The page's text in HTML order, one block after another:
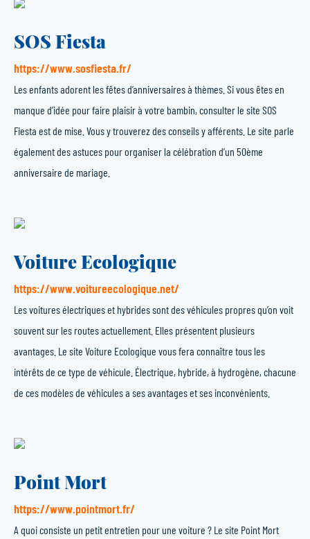
SOS Fiesta
https://www.sosfiesta.fr/
Les enfants adorent les fêtes d’anniversaires à thèmes. Si vous êtes en
manque d’idée pour faire plaisir à votre bambin, consulter le site SOS
Fiesta est de mise. Vous y trouverez des conseils y afférents. Le site parle
également des astuces pour organiser la célébration d’un 50ème
anniversaire de mariage.
Voiture Ecologique
https://www.voitureecologique.net/
Les voitures électriques et hybrides sont des véhicules propres qu’on voit
souvent sur les routes actuellement. Elles présentent plusieurs
avantages. Le site Voiture Ecologique vous fera connaître tous les
intérêts de ce type de véhicule. Électrique, hybride, à hydrogène, chacune
de ces modèles de véhicules a ses avantages et ses inconvénients.
Point Mort
https://www.pointmort.fr/
A quoi consiste un petit entretien pour une voiture ? Le site Point Mort